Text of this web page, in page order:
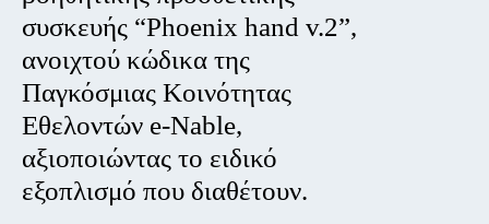
συσκευής “Phoenix hand v.2”,
ανοιχτού κώδικα της
Παγκόσμιας Κοινότητας
Εθελοντών e-Nable,
αξιοποιώντας το ειδικό
εξοπλισμό που διαθέτουν.